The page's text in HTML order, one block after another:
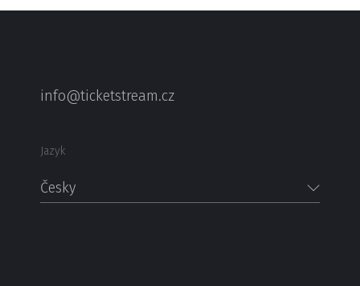
info@ticketstream.cz
Jazyk
Česky